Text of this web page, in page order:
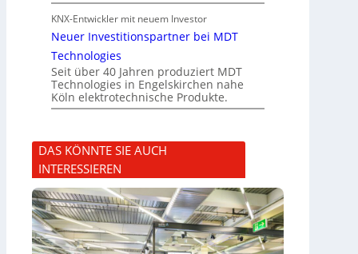
KNX-Entwickler mit neuem Investor
Neuer Investitionspartner bei MDT
Technologies
Seit über 40 Jahren produziert MDT
Technologies in Engelskirchen nahe
Köln elektrotechnische Produkte.
DAS KÖNNTE SIE AUCH
INTERESSIEREN